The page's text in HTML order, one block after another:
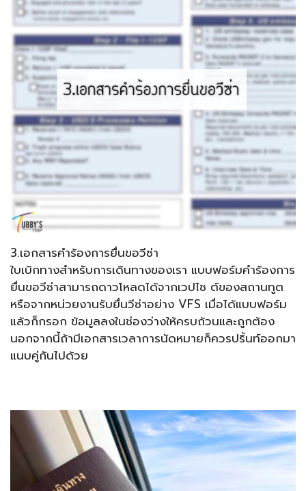
3.เอกสารคำร้องการยื่นขอวีซ่า
ใบเบิกทางสำหรับการเดินทางของเรา แบบฟอร์มคำร้องการ
ยื่นขอวีซ่าสามารถดาวโหลดได้จากเวปไซ ต์ของสถานทูต
หรือจากหน่วยงานรับยื่นวีซ่าอย่าง VFS เมื่อได้แบบฟอร์ม
แล้วก็กรอก ข้อมูลลงในช่องว่างให้ครบถ้วนและถูกต้อง
นอกจากนี้ถ้ามีเอกสารเวลาการนัดหมายก็ควรปริ้นท์ออกมา
แนบคู่กันไปด้วย